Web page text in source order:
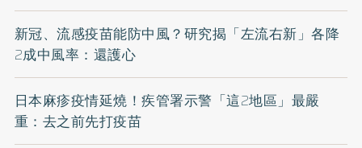
新冠、流感疫苗能防中風？研究揭「左流右新」各降
2成中風率：還護心
日本麻疹疫情延燒！疾管署示警「這2地區」最嚴
重：去之前先打疫苗